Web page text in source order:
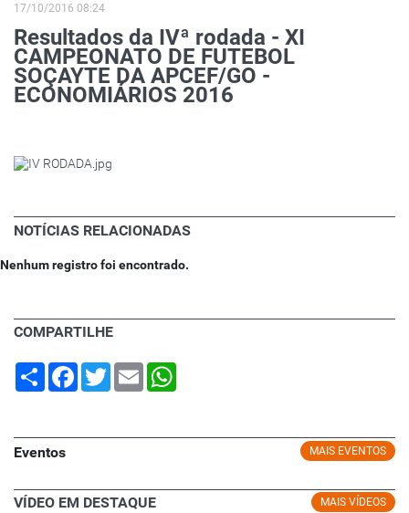
17/10/2016 08:24
Resultados da IVª rodada - XI
CAMPEONATO DE FUTEBOL
SOÇAYTE DA APCEF/GO -
ECONOMIÁRIOS 2016
NOTÍCIAS RELACIONADAS
Nenhum registro foi encontrado.
COMPARTILHE
Share Facebook
TwitterEmail
MAIS EVENTOS
Eventos
MAIS VÍDEOS
VÍDEO EM DESTAQUE